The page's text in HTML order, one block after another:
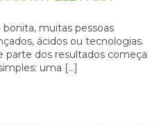
muitas pessoas
ácidos ou tecnologias.
parte dos resultados começa
uma […]